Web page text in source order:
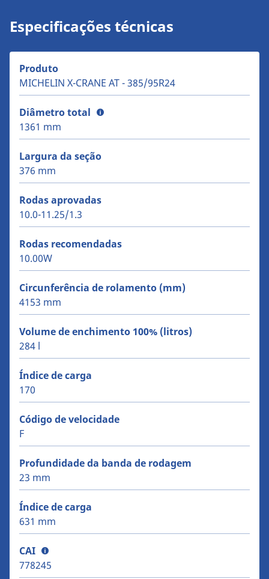
Especificações técnicas
Produto
MICHELIN X-CRANE AT - 385/95R24
Diâmetro total
1361 mm
Largura da seção
376 mm
Rodas aprovadas
10.0-11.25/1.3
Rodas recomendadas
10.00W
Circunferência de rolamento (mm)
4153 mm
Volume de enchimento 100% (litros)
284 l
Índice de carga
170
Código de velocidade
F
Profundidade da banda de rodagem
23 mm
Índice de carga
631 mm
CAI
778245